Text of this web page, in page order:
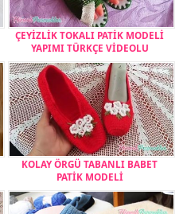
ÇEYİZLİK TOKALI PATİK MODELİ
YAPIMI TÜRKÇE VİDEOLU
KOLAY ÖRGÜ TABANLI BABET
PATİK MODELİ